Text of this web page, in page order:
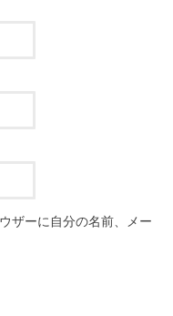
ザーに自分の名前、メー